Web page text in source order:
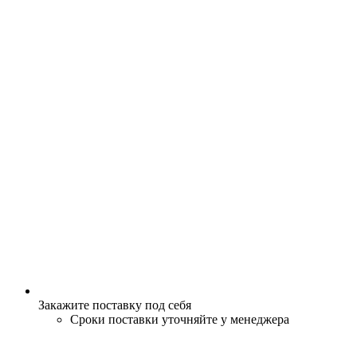
Закажите поставку под себя
Сроки поставки уточняйте у менеджера